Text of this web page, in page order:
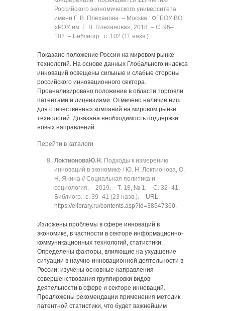
Российского экономического университета
имени Г. В. Плеханова. ‒ Москва : ФГБОУ ВО
«РЭУ им. Г. В. Плеханова», 2018. ‒ C. 96‒
102. ‒ Библиогр.: с. 102 (11 назв.).
Показано положение России на мировом рынке
технологий. На основе данных Глобального индекса
инноваций освещены сильные и слабые стороны
российского инновационного сектора.
Проанализировано положение в области торговли
патентами и лицензиями. Отмечено наличие ниш
для отечественных компаний на мировом рынке
технологий. Доказана необходимость поддержки
новых направлений
Перейти в каталоги
ЛоктионоваЮ.Н. Подходы к измерению
инноваций в экономике / Ю. Н. Локтионова, О.
Н. Янина // Социальная политика и
социология. ‒ 2019. ‒ Т. 18, № 1. ‒ C. 32‒41. ‒
Библиогр.: с. 39‒41 (23 назв.). ‒ URL:
https://elibrary.ru/contents.asp?id=38547360.
Изложены проблемы в сфере инноваций в
экономике, в частности в секторе информационно-
коммуникационных технологий, статистики.
Определены факторы, влияющие на ухудшение
ситуации в научно-инновационной деятельности в
России; изучены основные направления
совершенствования группировки видов
деятельности в сфере и секторе инноваций.
Предложены рекомендации применения методик
патентной статистики, что будет важнейшим